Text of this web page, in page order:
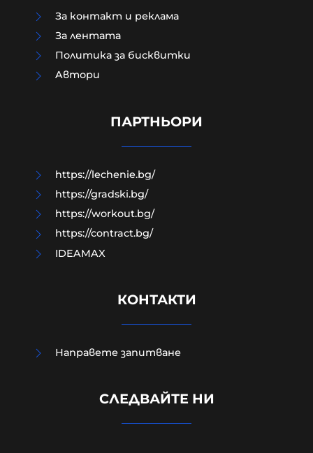
прости стъпки?
украинската посланичка заради
За контакт и реклама
За лентата
Политика за бисквитки
Aвтори
ПАРТНЬОРИ
https://lechenie.bg/
https://gradski.bg/
https://workout.bg/
https://contract.bg/
IDEAMAX
КОНТАКТИ
Направете запитване
СЛЕДВАЙТЕ НИ